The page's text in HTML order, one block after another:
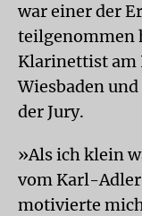
war einer der
teilgenommen
Klarinettist am
Wiesbaden
der Jury.
»Als ich klein
vom Karl-
motivierte